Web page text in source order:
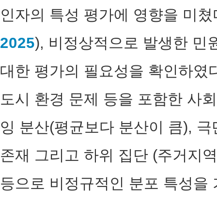
인자의 특성 평가에 영향을 미
2025), 비정상적으로 발생한 민
대한 평가의 필요성을 확인하였
도시 환경 문제 등을 포함한 사
잉 분산(평균보다 분산이 큼),
존재 그리고 하위 집단 (주거지
등으로 비정규적인 분포 특성을